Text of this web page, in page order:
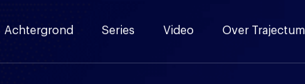
Achtergrond Series Video Over Trajectum